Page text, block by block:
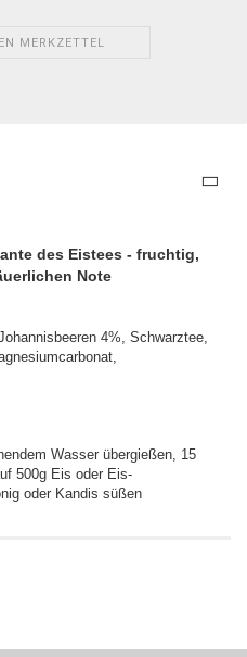
MERKZETTEL
des Eistees - fruchtig,
Note
4%, Schwarztee,
Wasser übergießen, 15
500g Eis oder Eis-
oder Kandis süßen